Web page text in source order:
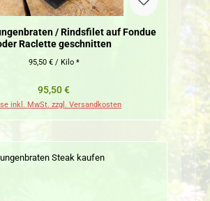
/ Rindsfilet auf Fondue
Raclette geschnitten
95,50 € / Kilo *
Regulärer Preis:
95,50 €
inkl. MwSt. zzgl. Versandkosten